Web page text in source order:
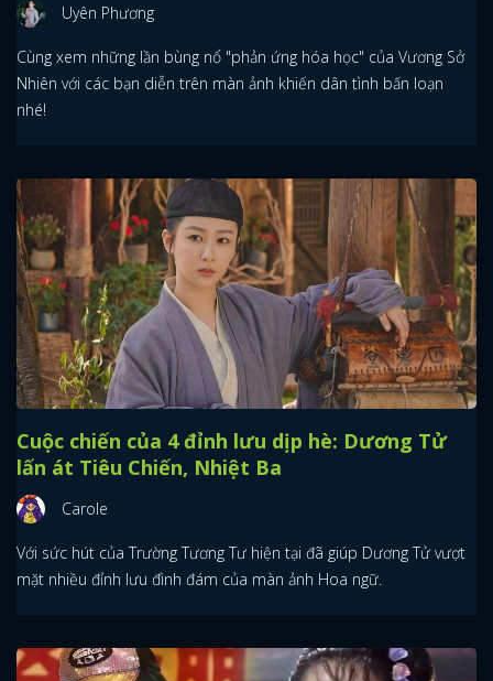
Uyên Phương
Cùng xem những lần bùng nổ "phản ứng hóa học" của Vương Sở
Nhiên với các bạn diễn trên màn ảnh khiến dân tình bấn loạn
nhé!
Cuộc chiến của 4 đỉnh lưu dịp hè: Dương Tử
lấn át Tiêu Chiến, Nhiệt Ba
Carole
Với sức hút của Trường Tương Tư hiện tại đã giúp Dương Tử vượt
mặt nhiều đỉnh lưu đình đám của màn ảnh Hoa ngữ.